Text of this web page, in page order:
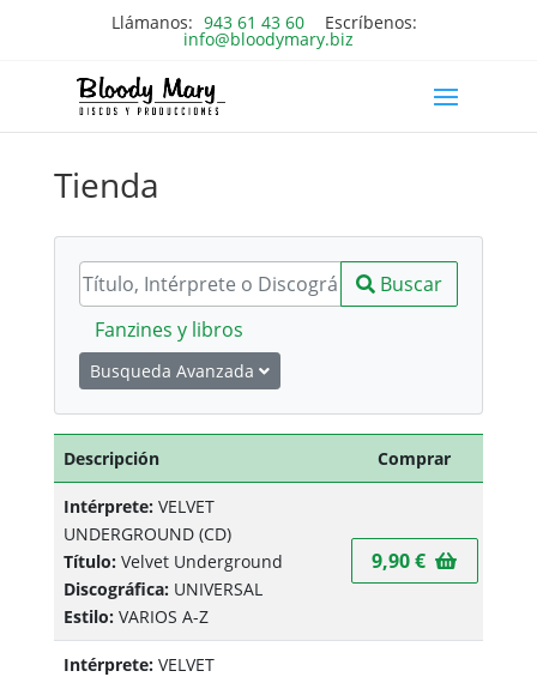
Llámanos: 943 61 43 60 Escríbenos:
info@bloodymary.biz
Tienda
Buscar
Fanzines y libros
Busqueda Avanzada
Descripción Comprar
Intérprete:VELVET
UNDERGROUND(CD)
Título:Velvet Underground
Discográfica:UNIVERSAL
Estilo:VARIOS A-Z
9,90 €
Intérprete:VELVET